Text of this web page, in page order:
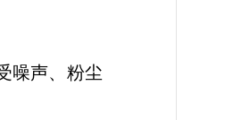
噪声、粉尘